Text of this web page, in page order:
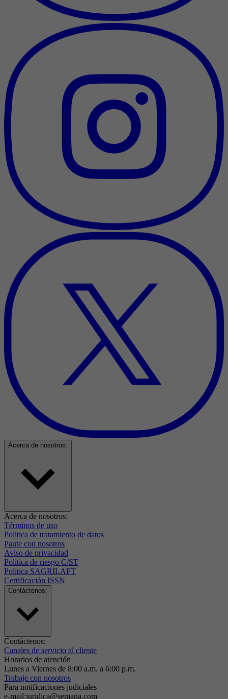
Acerca de nosotros:
Acerca de nosotros:
Términos de uso
Politica de tratamiento de datos
Paute con nosotros
Aviso de privacidad
Politica de riesgo C/ST
Politica SAGRILAFT
Certificación ISSN
Contáctenos:
Contáctenos:
Canales de servicio al cliente
Horarios de atención
Lunes a Viernes de 8:00 a.m. a 6:00 p.m.
Trabaje con nosotros
Para notificaciones judiciales
e-mail:juridica@semana.com